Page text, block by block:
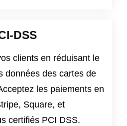
DSS
clients en réduisant le
données des cartes de
les paiements en
Square, et
certifiés PCI DSS.